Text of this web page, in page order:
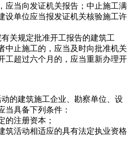
当向发证机关报告；中止施工满
设单位应当报发证机关核验施工许
规定批准开工报告的建筑工
中止施工的，应当及时向批准机关
工超过六个月的，应当重新办理开
建筑施工企业、勘察单位、设
当具备下列条件：
注册资本；
活动相适应的具有法定执业资格